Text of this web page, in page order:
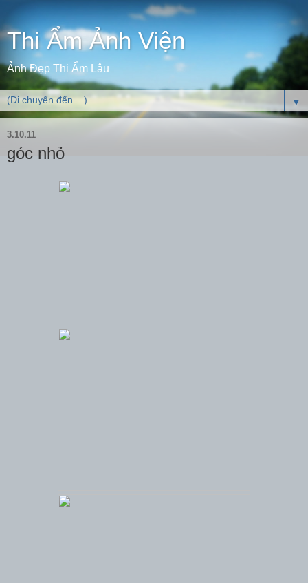
Thi Ẩm Ảnh Viện
Ảnh Đẹp Thi Ẩm Lâu
▼
3.10.11
góc nhỏ